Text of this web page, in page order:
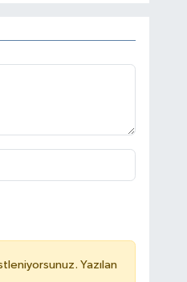
Yazılan